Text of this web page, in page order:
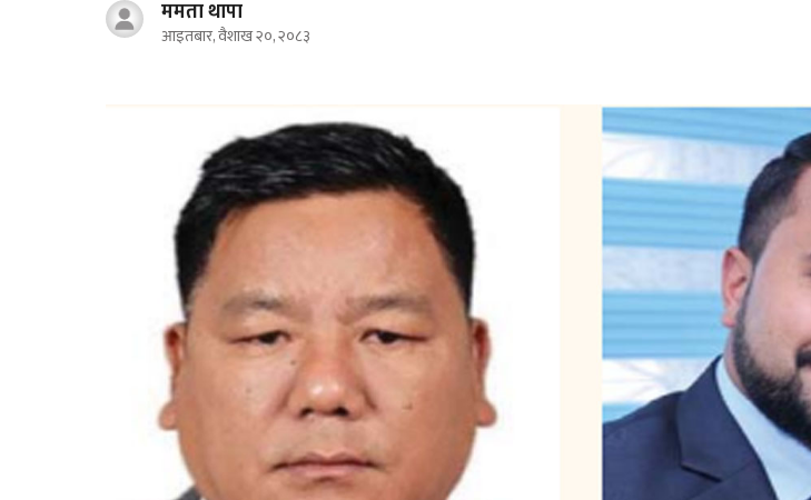
ममता थापा
आइतबार, वैशाख २०, २०८३